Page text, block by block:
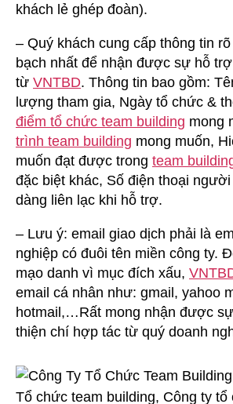
khách lẻ ghép đoàn).
– Quý khách cung cấp thông tin
bạch nhất để nhận được sự hỗ
từ VNTBD. Thông tin bao gồm:
lượng tham gia, Ngày tổ chức &
điểm tổ chức team building mong
trình team building mong muốn,
muốn đạt được trong team
đặc biệt khác, Số điện thoại
dàng liên lạc khi hỗ trợ.
– Lưu ý: email giao dịch phải là
nghiệp có đuôi tên miền công ty.
mạo danh vì mục đích xấu,
email cá nhân như: gmail, yahoo
hotmail,…Rất mong nhận được
thiện chí hợp tác từ quý doanh